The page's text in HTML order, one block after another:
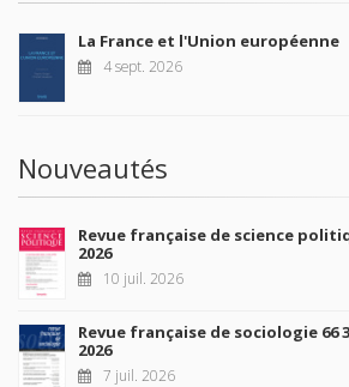
La France et l'Union européenne
4 sept. 2026
Nouveautés
Revue française de science
2026
10 juil. 2026
Revue française de sociologie
2026
7 juil. 2026